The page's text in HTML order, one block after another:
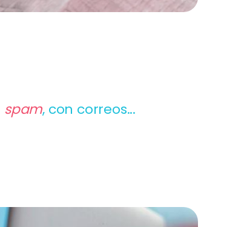
spam, con correos...